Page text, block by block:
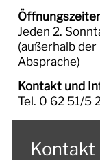
Jeden 2.
(außerhalb
Absprache)
Kontakt und
Tel. 0 62 51/5
Kontakt